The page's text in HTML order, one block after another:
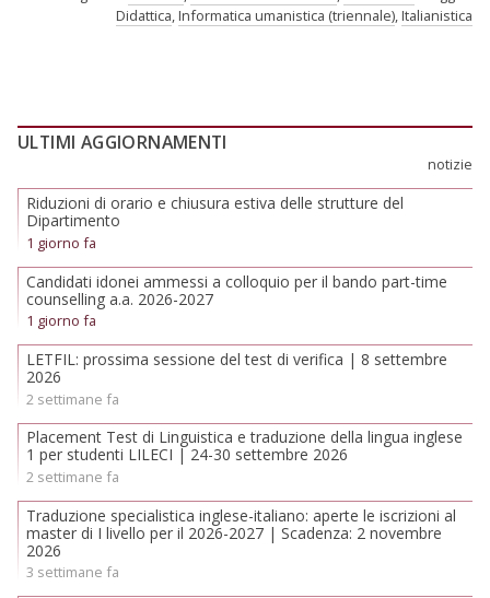
Didattica Informatica umanistica (triennale) Italianistica
ULTIMI AGGIORNAMENTI
notizie
Riduzioni di orario e chiusura estiva delle strutture del
Dipartimento
1 giorno fa
Candidati idonei ammessi a colloquio per il bando part-time
counselling a.a. 2026-2027
1 giorno fa
LETFIL: prossima sessione del test di verifica | 8 settembre
2026
2 settimane fa
Placement Test di Linguistica e traduzione della lingua inglese
1 per studenti LILECI | 24-30 settembre 2026
2 settimane fa
Traduzione specialistica inglese-italiano: aperte le iscrizioni al
master di I livello per il 2026-2027 | Scadenza: 2 novembre
2026
3 settimane fa